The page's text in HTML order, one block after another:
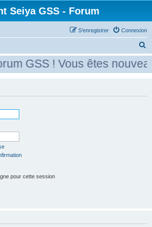
Seiya GSS - Forum
Connexion
S’enregistrer
e
c
GSS ! Vous êtes
pour cette session